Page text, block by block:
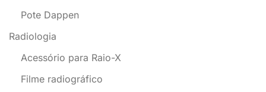
Pote Dappen
Radiologia
Acessório para Raio-X
Filme radiográfico